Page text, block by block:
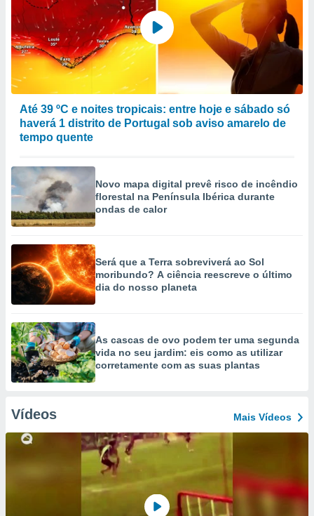
Até 39 ºC e noites tropicais: entre hoje e sábado só
haverá 1 distrito de Portugal sob aviso amarelo de
tempo quente
Novo mapa digital prevê risco de incêndio
florestal na Península Ibérica durante
ondas de calor
Será que a Terra sobreviverá ao Sol
moribundo? A ciência reescreve o último
dia do nosso planeta
As cascas de ovo podem ter uma segunda
vida no seu jardim: eis como as utilizar
corretamente com as suas plantas
Vídeos Mais Vídeos